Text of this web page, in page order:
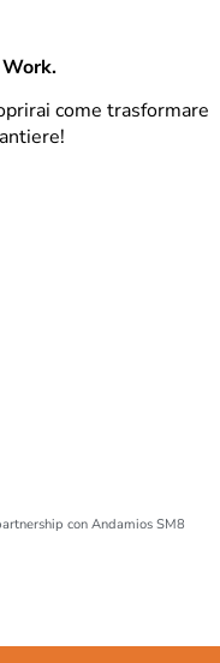
come trasformare
con Andamios SM8